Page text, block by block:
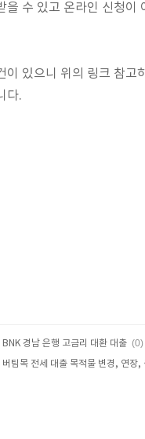
수 있고 온라인 신청이
있으니 위의 링크 참고
다.
BNK 경남 은행 고금리 대환 대출 (0)
버팀목 전세 대출 목적물 변경, 연장,